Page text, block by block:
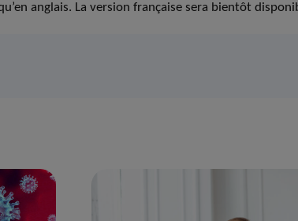
anglais. La version française sera bientôt